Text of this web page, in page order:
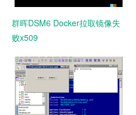
群晖DSM6 Docker拉取镜像失
败x509